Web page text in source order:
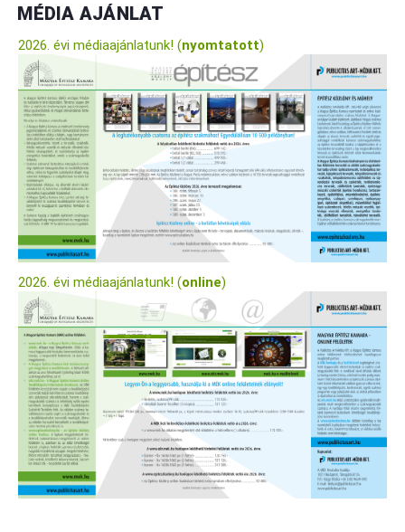
MÉDIA AJÁNLAT
2026. évi médiaajánlatunk! (nyomtatott)
2026. évi médiaajánlatunk! (online)